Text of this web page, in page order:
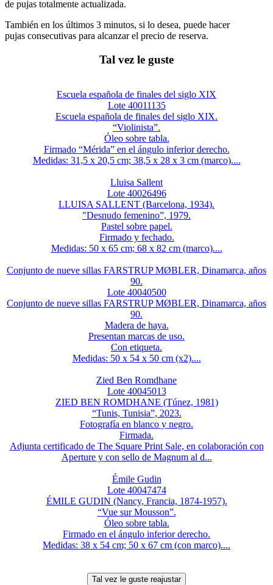
de pujas totalmente actualizada.
También en los últimos 3 minutos, si lo desea, puede hacer
pujas consecutivas para alcanzar el precio de reserva.
Tal vez le guste
Escuela española de finales del siglo XIX
Lote 40011135
Escuela española de finales del siglo XIX.
“Violinista”.
Óleo sobre tabla.
Firmado “Mérida” en el ángulo inferior derecho.
Medidas: 31,5 x 20,5 cm; 38,5 x 28 x 3 cm (marco)....
Lluisa Sallent
Lote 40026496
LLUISA SALLENT (Barcelona, 1934).
"Desnudo femenino”, 1979.
Pastel sobre papel.
Firmado y fechado.
Medidas: 50 x 65 cm; 68 x 82 cm (marco)....
Conjunto de nueve sillas FARSTRUP MØBLER, Dinamarca, años
90.
Lote 40040500
Conjunto de nueve sillas FARSTRUP MØBLER, Dinamarca, años
90.
Madera de haya.
Presentan marcas de uso.
Con etiqueta.
Medidas: 50 x 54 x 50 cm (x2)....
Zied Ben Romdhane
Lote 40045013
ZIED BEN ROMDHANE (Túnez, 1981)
“Tunis, Tunisia”, 2023.
Fotografía en blanco y negro.
Firmada.
Adjunta certificado de The Square Print Sale, en colaboración con
Aperture y con sello de Magnum al d...
Émile Gudin
Lote 40047474
ÉMILE GUDIN (Nancy, Francia, 1874-1957).
“Vue sur Mousson”.
Óleo sobre tabla.
Firmado en el ángulo inferior derecho.
Medidas: 38 x 54 cm; 50 x 67 cm (con marco)....